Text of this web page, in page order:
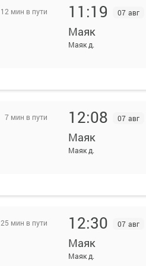
12 мин в пути 11:19 07 авг
Маяк
Маяк д.
7 мин в пути 12:08 07 авг
Маяк
Маяк д.
25 мин в пути 12:30 07 авг
Маяк
Маяк д.